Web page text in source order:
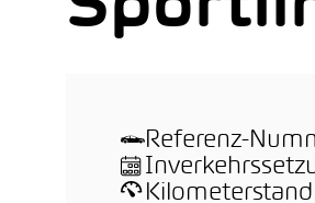
Referenz-
Kilometerstand